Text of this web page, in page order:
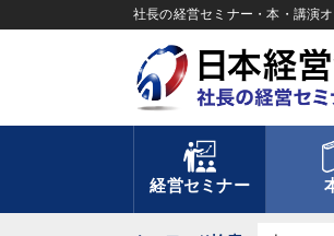
社長の経営セミナー・本・講演
経営セミナー